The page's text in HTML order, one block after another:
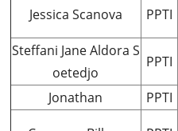
Jessica Scanova PPTI
Steffani Jane Aldora S
oetedjo
PPTI
Jonathan PPTI